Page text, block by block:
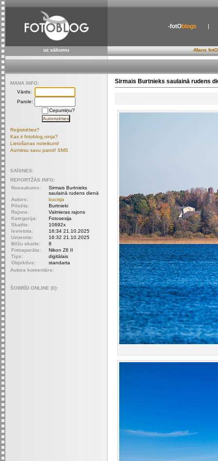
-fotOblogs
uz sākumu -Mans
Sirmais Burtnieks saulainā rudens
MANA INFO:
Vārds:
Parole:
Cepumiņu?
Reģistrēties?
Kas ir fotoblog.ninja?
Lietošanas noteikumi!
Aizmirsu savu paroli! SMS
SAĪSNES:
REPORTŽĀS INFO:
Nosaukums:
Sirmais Burtnieks
saulainā rudens dienā
Autors:
bucisja
Pilsēta:
Burtnieki
Rajons:
Valmieras rajons
Kategorija:
Fotosesija
Skatīts:
10692x
Ievietota:
16:34 21.10.2025
Uzņemta:
16:32 21.10.2025
Bilžu skaits:
8
Fotoaparāts:
Nikon Z6 II
Tips:
digitālais
Objektīvs:
standarta
Autora komentārs:
ŠOBRĪD ONLINE (0):